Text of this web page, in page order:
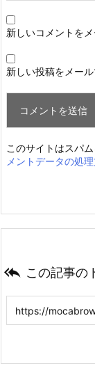
新しいコメントを
新しい投稿をメー
このサイトはスパ
メントデータの処
 この記事の